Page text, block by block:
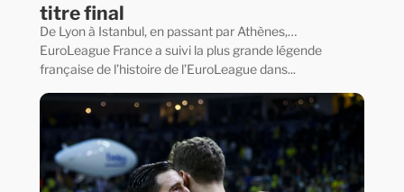
titre final
De Lyon à Istanbul, en passant par Athènes,…
EuroLeague France a suivi la plus grande légende
française de l’histoire de l’EuroLeague dans...